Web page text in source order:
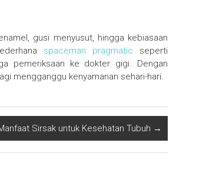
gusi menyusut, hingga kebiasaan
spaceman pragmatic seperti
pemeriksaan ke dokter gigi. Dengan
mengganggu kenyamanan sehari-hari.
Sirsak untuk Kesehatan Tubuh →